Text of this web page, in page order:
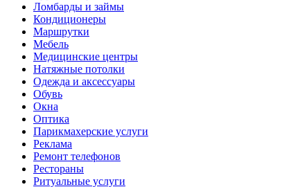
Ломбарды и займы
Кондиционеры
Маршрутки
Мебель
Медицинские центры
Натяжные потолки
Одежда и аксессуары
Обувь
Окна
Оптика
Парикмахерские услуги
Реклама
Ремонт телефонов
Рестораны
Ритуальные услуги